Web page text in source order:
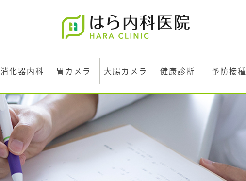
消化器内科 胃カメラ 大腸カメラ 健康診断 予防接種